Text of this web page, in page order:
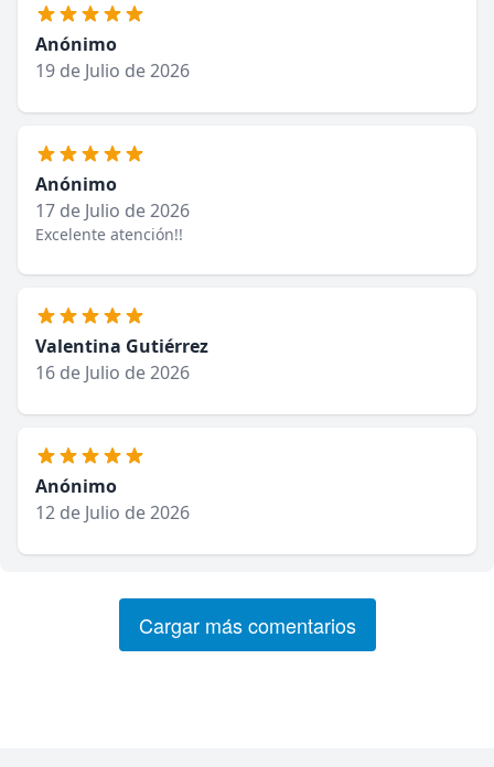
Anónimo
19 de Julio de 2026
Anónimo
17 de Julio de 2026
Excelente atención!!
Valentina Gutiérrez
16 de Julio de 2026
Anónimo
12 de Julio de 2026
Cargar más comentarios